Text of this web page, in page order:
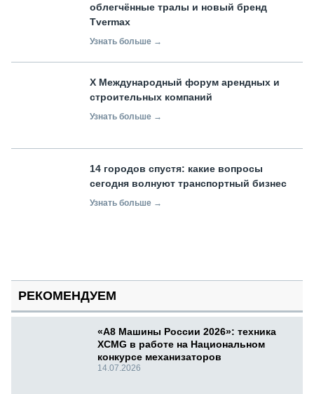
облегчённые тралы и новый бренд
Tvermax
Узнать больше →
X Международный форум арендных и
строительных компаний
Узнать больше →
14 городов спустя: какие вопросы
сегодня волнуют транспортный бизнес
Узнать больше →
РЕКОМЕНДУЕМ
«А8 Машины России 2026»: техника
XCMG в работе на Национальном
конкурсе механизаторов
14.07.2026